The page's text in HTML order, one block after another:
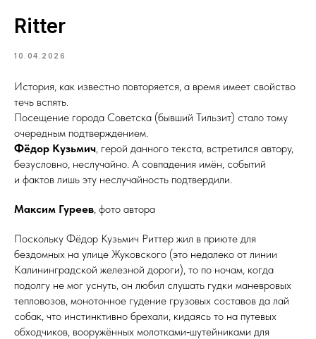
Ritter
10.04.2026
История, как известно повторяется, а время имеет свойство
течь вспять.
Посещение города Советска (бывший Тильзит) стало тому
очередным подтверждением.
Фёдор Кузьмич, герой данного текста, встретился автору,
безусловно, неслучайно. А совпадения имён, событий
и фактов лишь эту неслучайность подтвердили.
Максим Гуреев, фото автора
Поскольку Фёдор Кузьмич Риттер жил в приюте для
бездомных на улице Жуковского (это недалеко от линии
Калининградской железной дороги), то по ночам, когда
подолгу не мог уснуть, он любил слушать гудки маневровых
тепловозов, монотонное гудение грузовых составов да лай
собак, что ин­стинк­тив­но брехали, кидаясь то на путевых
обходчиков, вооружённых молотками‑шутейниками для